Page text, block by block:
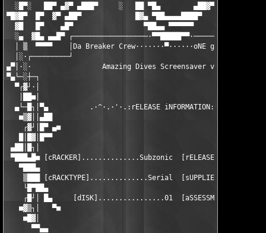
░█▀░   ██▀ ▄▓▀ ▄███▀     ░   ██ ▀█▄        ▄██▓▀ ▀▄ ▀▀█▄▄▄
▀█▓█▀  █▀  ▓▀ ▄██▀             █▓▄ ▀██▄▄▄▄████▀     ▀▓▄▄▄
▓█   █▀    ▄█▀                 ▀██▄▄ ▀▀▀▀▀▀
░▄  ▓█▄ ▄▄█▀
│ ▒  ▀▀▀▀    │Da Breaker Crew·······▀······oNE gROUP oNE
│░·┌─────────┘
▄▀│·░·                 Amazing Dives Screensaver ver 1.2
▀▄└─░┼─┐
▀┌▓┘·│
│██■│
▄└─█┐│▀▄          .·^·.·'·.:rELEASE iNFORMATION:.·'·.·^·.
■▒▓││▄██
┌▓┘│█▀ ▄■
█│█▓│█▀▀
▄██│█┐│
▀███▄█■ [cRACKER]..............Subzonic
▀███▄
▒███ [cRACKTYPE]..............Serial
└█▀██▄
┌█┘│ █▄     [dISK]................01
■▓▒┐│   ▀■
■█▓│
▀▀▄▄